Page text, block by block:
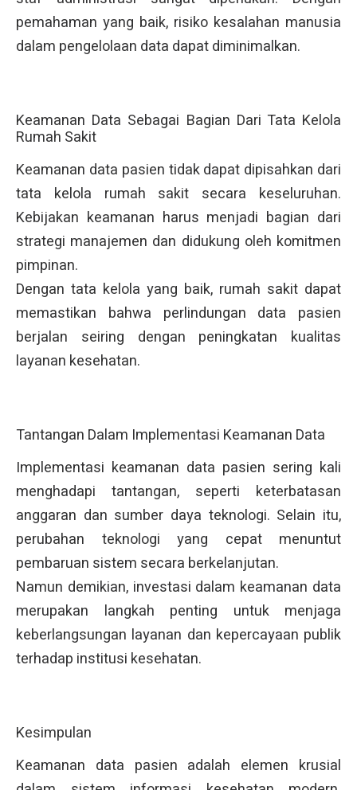
pemahaman yang baik, risiko kesalahan manusia
dalam pengelolaan data dapat diminimalkan.
Keamanan Data Sebagai Bagian Dari Tata Kelola
Rumah Sakit
Keamanan data pasien tidak dapat dipisahkan dari
tata kelola rumah sakit secara keseluruhan.
Kebijakan keamanan harus menjadi bagian dari
strategi manajemen dan didukung oleh komitmen
pimpinan.
Dengan tata kelola yang baik, rumah sakit dapat
memastikan bahwa perlindungan data pasien
berjalan seiring dengan peningkatan kualitas
layanan kesehatan.
Tantangan Dalam Implementasi Keamanan Data
Implementasi keamanan data pasien sering kali
menghadapi tantangan, seperti keterbatasan
anggaran dan sumber daya teknologi. Selain itu,
perubahan teknologi yang cepat menuntut
pembaruan sistem secara berkelanjutan.
Namun demikian, investasi dalam keamanan data
merupakan langkah penting untuk menjaga
keberlangsungan layanan dan kepercayaan publik
terhadap institusi kesehatan.
Kesimpulan
Keamanan data pasien adalah elemen krusial